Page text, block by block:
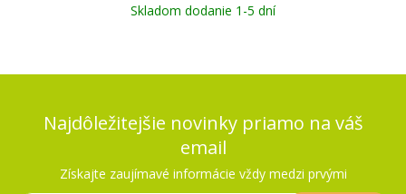
zesílen pro vyšší odolnost
Skladom dodanie 1-5 dní
Najdôležitejšie novinky priamo na váš
email
Získajte zaujímavé informácie vždy medzi prvými